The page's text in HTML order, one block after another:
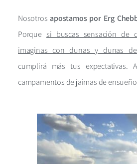
Nosotrosapostamos por Erg
Porque si buscas sensación de
imaginas con dunas y dunas
cumplirá más tus expectativas.
campamentos de jaimas de